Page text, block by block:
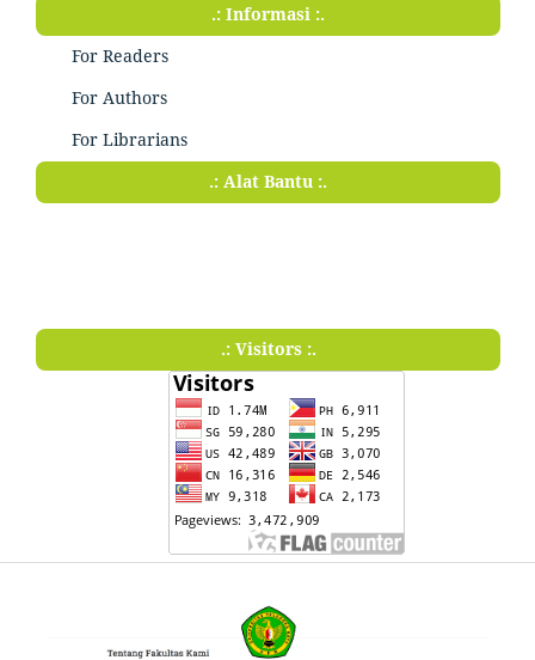
.: Informasi :.
For Readers
For Authors
For Librarians
.: Alat Bantu :.
.: Visitors :.